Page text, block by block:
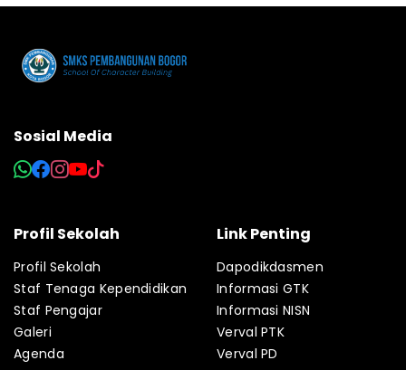
Sosial Media
Profil Sekolah
Profil Sekolah
Staf Tenaga Kependidikan
Staf Pengajar
Galeri
Agenda
Link Penting
Dapodikdasmen
Informasi GTK
Informasi NISN
Verval PTK
Verval PD